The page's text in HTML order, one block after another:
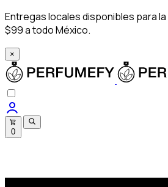
Entregas locales disponibles para
$99 a todo México.
×
0